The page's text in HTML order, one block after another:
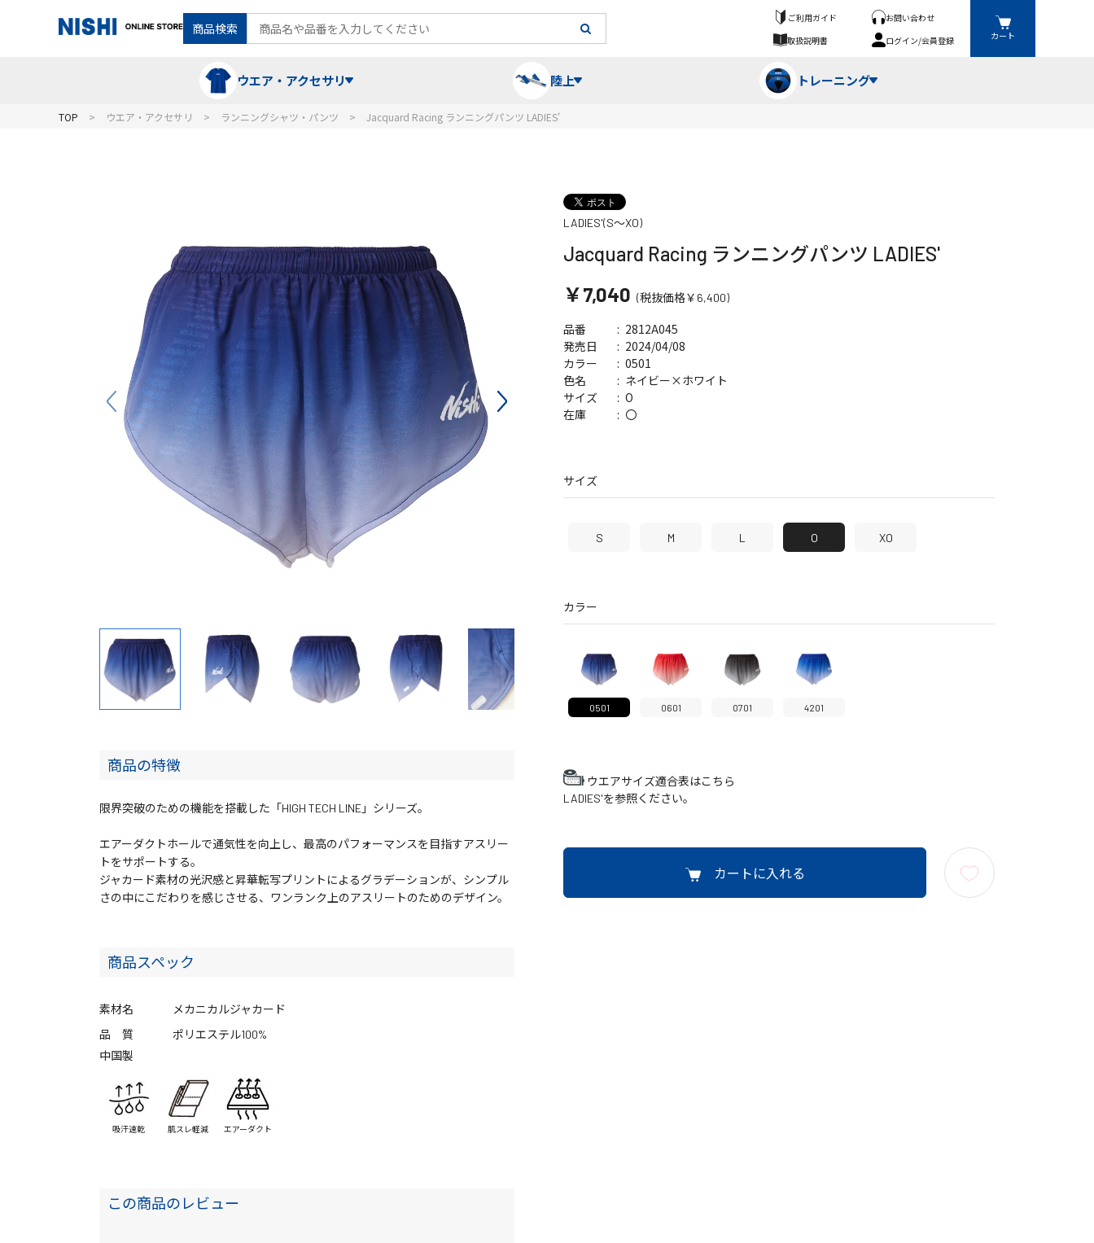
商品検索
ご利用ガイド
お問い合わせ
取扱説明書
ログイン/会員登録 カート
ウエア・アクセサリ
レーシングシャツ・タイツ
スウェット
コート ソックス
キーホルダー バッグ 帽子
アクセサリ
陸上
消耗品・スペアパーツ
トレーニング
フォーム・動きづくり
メディシンボール ラダー・マーカー
TOP ウエア・アクセサリ ランニングシャツ・パンツ Jacquard Racing ランニングパンツ LADIES'
商品の特徴
限界突破のための機能を搭載した「HIGH TECH LINE」シリーズ。
エアーダクトホールで通気性を向上し、最高のパフォーマンスを目指すアスリー
トをサポートする。
ジャカード素材の光沢感と昇華転写プリントによるグラデーションが、シンプル
さの中にこだわりを感じさせる、ワンランク上のアスリートのためのデザイン。
商品スペック
素材名
メカニカルジャカード
品 質
ポリエステル100%
中国製
吸汗速乾 肌スレ軽減 エアーダクト
この商品のレビュー
LADIES'(S～XO)
Jacquard Racing ランニングパンツ LADIES'
￥7,040 (税抜価格￥6,400)
品番 2812A045
発売日 2024/04/08
サイズ O
カラー 0501
在庫 〇
色名 ネイビー×ホワイト
サイズ
S M L O XO
カラー
0501 0601 0701 4201
ウエアサイズ適合表はこちら
LADIES'を参照ください。
カートに入れる